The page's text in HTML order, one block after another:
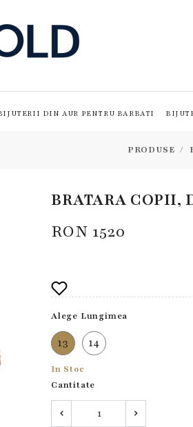
DIN AUR PENTRU BARBATI
PRODUSE
BRATARA COPII,
RON 1520
Alege Lungimea
13 14
In Stoc
Cantitate